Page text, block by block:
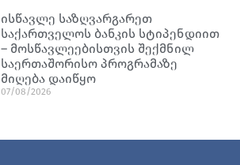
ისწავლე საზღვარგარეთ
საქართველოს ბანკის სტიპენდიით
– მოსწავლეებისთვის შექმნილ
საერთაშორისო პროგრამაზე
მიღება დაიწყო
07/08/2026